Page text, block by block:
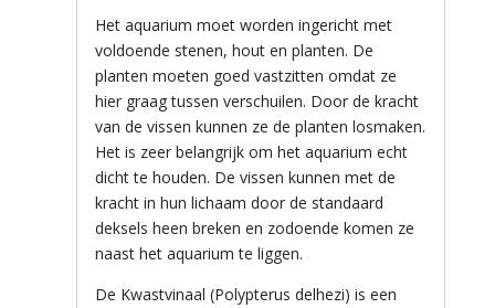
Het aquarium moet worden ingericht met
voldoende stenen, hout en planten. De
planten moeten goed vastzitten omdat ze
hier graag tussen verschuilen. Door de kracht
van de vissen kunnen ze de planten losmaken.
Het is zeer belangrijk om het aquarium echt
dicht te houden. De vissen kunnen met de
kracht in hun lichaam door de standaard
deksels heen breken en zodoende komen ze
naast het aquarium te liggen.
De Kwastvinaal (Polypterus delhezi) is een